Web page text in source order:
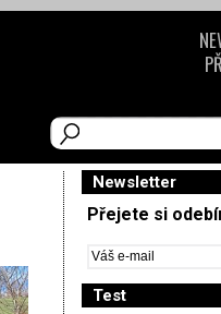
Newsletter
Přejete si
Test